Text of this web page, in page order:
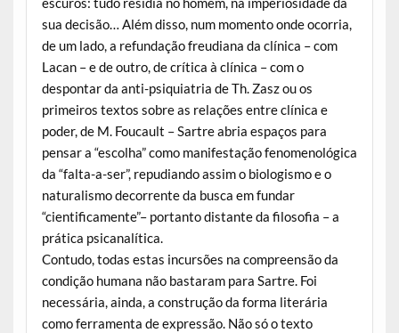
sua decisão… Além disso, num momento onde ocorria,
de um lado, a refundação freudiana da clínica – com
Lacan – e de outro, de crítica à clínica – com o
despontar da anti-psiquiatria de Th. Zasz ou os
primeiros textos sobre as relações entre clínica e
poder, de M. Foucault – Sartre abria espaços para
pensar a “escolha” como manifestação fenomenológica
da “falta-a-ser”, repudiando assim o biologismo e o
naturalismo decorrente da busca em fundar
“cientificamente”– portanto distante da filosofia – a
prática psicanalítica.
Contudo, todas estas incursões na compreensão da
condição humana não bastaram para Sartre. Foi
necessária, ainda, a construção da forma literária
como ferramenta de expressão. Não só o texto